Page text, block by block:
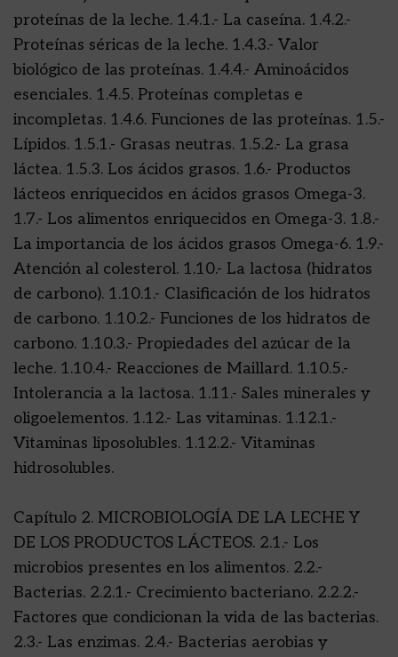
proteínas de la leche. 1.4.1.- La caseína. 1.4.2.-
Proteínas séricas de la leche. 1.4.3.- Valor
biológico de las proteínas. 1.4.4.- Aminoácidos
esenciales. 1.4.5. Proteínas completas e
incompletas. 1.4.6. Funciones de las proteínas. 1.5.-
Lípidos. 1.5.1.- Grasas neutras. 1.5.2.- La grasa
láctea. 1.5.3. Los ácidos grasos. 1.6.- Productos
lácteos enriquecidos en ácidos grasos Omega-3.
1.7.- Los alimentos enriquecidos en Omega-3. 1.8.-
La importancia de los ácidos grasos Omega-6. 1.9.-
Atención al colesterol. 1.10.- La lactosa (hidratos
de carbono). 1.10.1.- Clasificación de los hidratos
de carbono. 1.10.2.- Funciones de los hidratos de
carbono. 1.10.3.- Propiedades del azúcar de la
leche. 1.10.4.- Reacciones de Maillard. 1.10.5.-
Intolerancia a la lactosa. 1.11.- Sales minerales y
oligoelementos. 1.12.- Las vitaminas. 1.12.1.-
Vitaminas liposolubles. 1.12.2.- Vitaminas
hidrosolubles.
Capítulo 2. MICROBIOLOGÍA DE LA LECHE Y
DE LOS PRODUCTOS LÁCTEOS. 2.1.- Los
microbios presentes en los alimentos. 2.2.-
Bacterias. 2.2.1.- Crecimiento bacteriano. 2.2.2.-
Factores que condicionan la vida de las bacterias.
2.3.- Las enzimas. 2.4.- Bacterias aerobias y